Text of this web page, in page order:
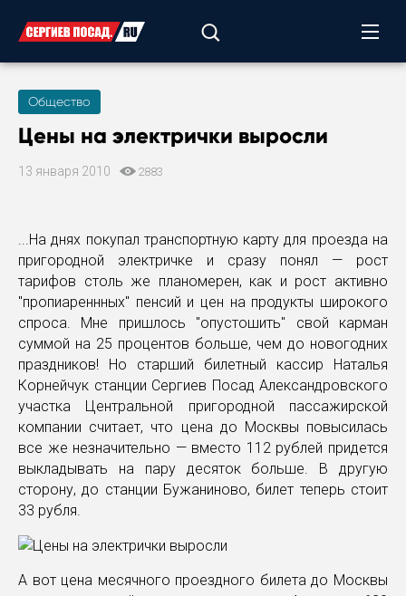
Общество
Цены на электрички выросли
13 января 2010 2883
...На днях покупал транспортную карту для проезда на
пригородной электричке и сразу понял — рост
тарифов столь же планомерен, как и рост активно
"пропиареннных" пенсий и цен на продукты широкого
спроса. Мне пришлось "опустошить" свой карман
суммой на 25 процентов больше, чем до новогодних
праздников! Но старший билетный кассир Наталья
Корнейчук станции Сергиев Посад Александровского
участка Центральной пригородной пассажирской
компании считает, что цена до Москвы повысилась
все же незначительно — вместо 112 рублей придется
выкладывать на пару десяток больше. В другую
сторону, до станции Бужаниново, билет теперь стоит
33 рубля.
А вот цена месячного проездного билета до Москвы